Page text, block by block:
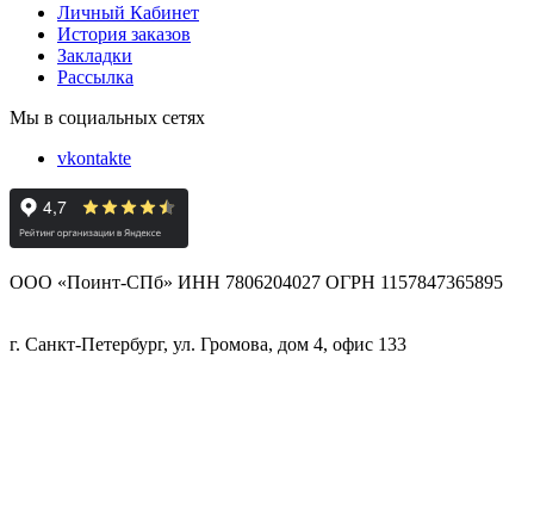
Личный Кабинет
История заказов
Закладки
Рассылка
Мы в социальных сетях
vkontakte
ООО «Поинт-СПб» ИНН 7806204027 ОГРН 1157847365895
г. Санкт-Петербург, ул. Громова, дом 4, офис 133